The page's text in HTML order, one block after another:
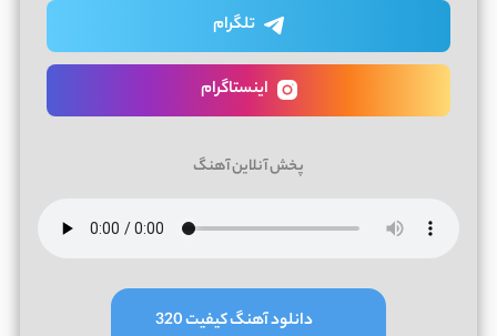
تلگرام
اینستاگرام
پخش آنلاین آهنگ
دانلود آهنگ کیفیت 320